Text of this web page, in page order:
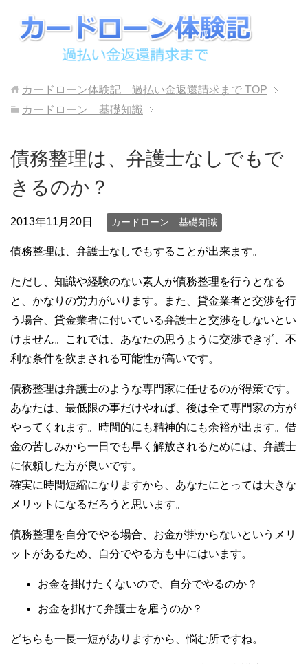
カードローン体験記 過払い金返還請求まで TOP
カードローン 基礎知識
債務整理は、弁護士なしでもで
きるのか？
2013年11月20日 カードローン 基礎知識
債務整理は、弁護士なしでもすることが出来ます。
ただし、知識や経験のない素人が債務整理を行うとなる
と、かなりの労力がいります。また、貸金業者と交渉を行
う場合、貸金業者に付いている弁護士と交渉をしないとい
けません。これでは、あなたの思うように交渉できず、不
利な条件を飲まされる可能性が高いです。
債務整理は弁護士のような専門家に任せるのが得策です。
あなたは、最低限の事だけやれば、後は全て専門家の方が
やってくれます。時間的にも精神的にも余裕が出ます。借
金の苦しみから一日でも早く解放されるためには、弁護士
に依頼した方が良いです。
確実に時間短縮になりますから、あなたにとっては大きな
メリットになるだろうと思います。
債務整理を自分でやる場合、お金が掛からないというメリ
ットがあるため、自分でやる方も中にはいます。
お金を掛けたくないので、自分でやるのか？
お金を掛けて弁護士を雇うのか？
どちらも一長一短がありますから、悩む所ですね。